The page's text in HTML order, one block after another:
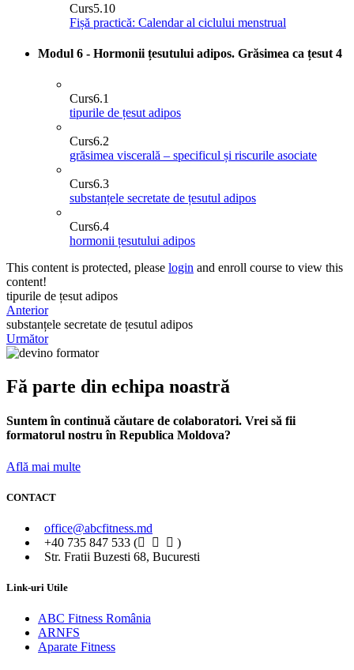
Curs5.10
Fișă practică: Calendar al ciclului menstrual
Modul 6 - Hormonii țesutului adipos. Grăsimea ca țesut 4
Curs6.1
tipurile de țesut adipos
Curs6.2
grăsimea viscerală – specificul și riscurile asociate
Curs6.3
substanțele secretate de țesutul adipos
Curs6.4
hormonii țesutului adipos
This content is protected, please login and enroll course to view this
content!
tipurile de țesut adipos
Anterior
substanțele secretate de țesutul adipos
Următor
Fă parte din echipa noastră
Suntem în continuă căutare de colaboratori. Vrei să fii
formatorul nostru în Republica Moldova?
Află mai multe
CONTACT
office@abcfitness.md
+40 735 847 533 (
)
Str. Fratii Buzesti 68, Bucuresti
Link-uri Utile
ABC Fitness România
ARNFS
Aparate Fitness